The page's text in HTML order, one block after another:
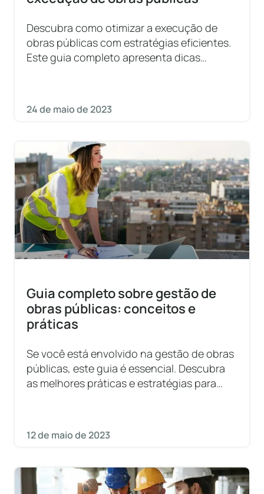
Descubra como otimizar a execução de
obras públicas com estratégias eficientes.
Este guia completo apresenta dicas
24 de maio de 2023
Guia completo sobre gestão de
obras públicas: conceitos e
práticas
Se você está envolvido na gestão de obras
públicas, este guia é essencial. Descubra
as melhores práticas e estratégias para
12 de maio de 2023